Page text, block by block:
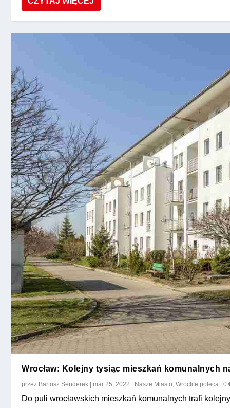
Wrocław: Kolejny tysiąc mieszkań komunalnych
przez Bartosz Senderek |mar 25, 2022 | Nasze Miasto ,Wroclife poleca |0
Do puli wrocławskich mieszkań komunalnych trafi